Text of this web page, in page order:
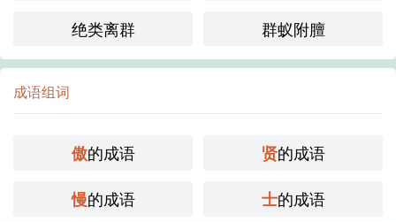
绝类离群
群蚁附膻
成语组词
傲的成语 贤的成语
慢的成语 士的成语